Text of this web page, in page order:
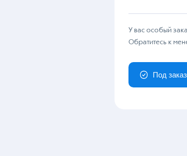
У вас особый
Обратитесь к
Под заказ